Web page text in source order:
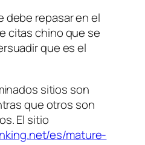
debe repasar en el
citas chino que se
que es el
sitios son
que otros son
El sitio
es/mature-